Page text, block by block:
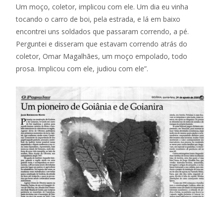
Um moço, coletor, implicou com ele. Um dia eu vinha
tocando o carro de boi, pela estrada, e lá em baixo
encontrei uns soldados que passaram correndo, a pé.
Perguntei e disseram que estavam correndo atrás do
coletor, Omar Magalhães, um moço empolado, todo
prosa. Implicou com ele, judiou com ele”.